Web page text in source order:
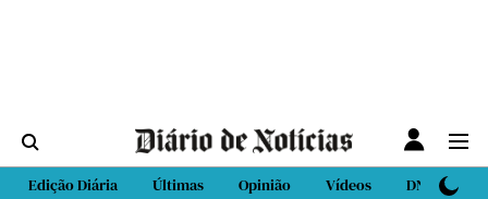
Edição Diária Últimas Opinião Vídeos DN Sport